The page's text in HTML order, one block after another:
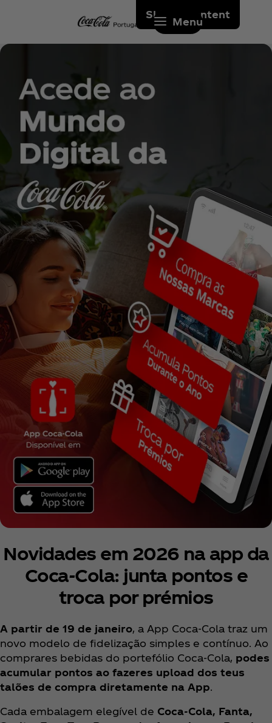
Skip to content
Menu
Novidades em 2026 na app da
Coca‑Cola: junta pontos e
troca por prémios
A partir de 19 de janeiro, a App Coca‑Cola traz um
novo modelo de fidelização simples e contínuo. Ao
comprares bebidas do portefólio Coca‑Cola, podes
acumular pontos ao fazeres upload dos teus
talões de compra diretamente na App.
Cada embalagem elegível de Coca‑Cola, Fanta,